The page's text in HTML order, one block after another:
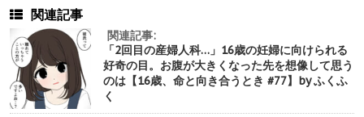
関連記事
関連記事:
「2回目の産婦人科…」16歳の妊婦に向けられる
好奇の目。お腹が大きくなった先を想像して思う
のは【16歳、命と向き合うとき #77】by ふくふ
く